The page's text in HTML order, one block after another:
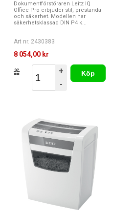
Dokumentförstöraren Leitz IQ
Office Pro erbjuder stil, prestanda
och säkerhet. Modellen har
säkerhetsklassad DIN P4 k...
Art nr. 2430383
8 054,00 kr
+
-
Köp